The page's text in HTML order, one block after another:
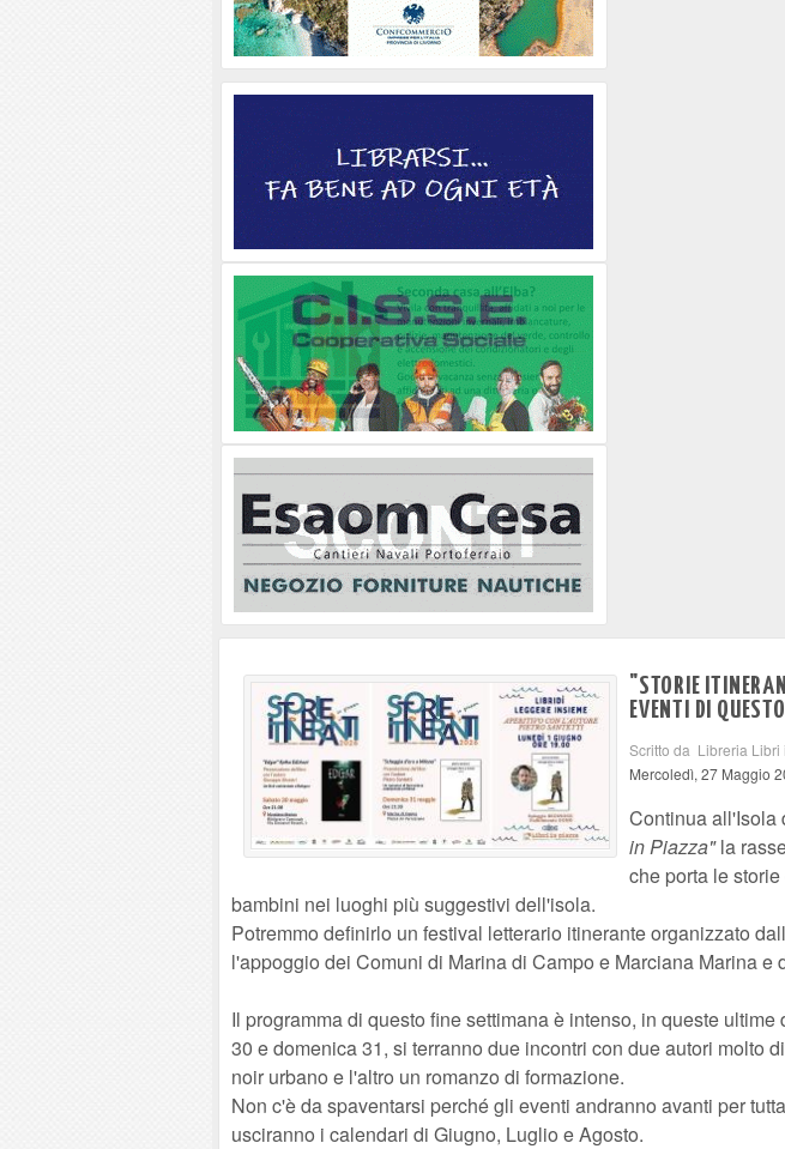
"STORIE
EVENTI DI
Scritto da Libreria Libri
Mercoledì, 27 Maggio
Continua all'Isola
in Piazza"la
che porta le
bambini nei luoghi più suggestivi dell'isola.
Potremmo definirlo un festival letterario itinerante organizzato
l'appoggio dei Comuni di Marina di Campo e Marciana Marina e
Il programma di questo fine settimana è intenso, in queste ultime
30 e domenica 31, si terranno due incontri con due autori molto
noir urbano e l'altro un romanzo di formazione.
Non c'è da spaventarsi perché gli eventi andranno avanti per
usciranno i calendari di Giugno, Luglio e Agosto.